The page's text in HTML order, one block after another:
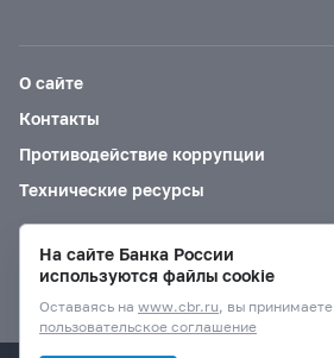
О сайте
Контакты
Противодействие коррупции
Технические ресурсы
Версия для слабовидящих
На сайте Банка России
используются файлы cookie
Оставаясь на www.cbr.ru, вы принимаете
пользовательское соглашение